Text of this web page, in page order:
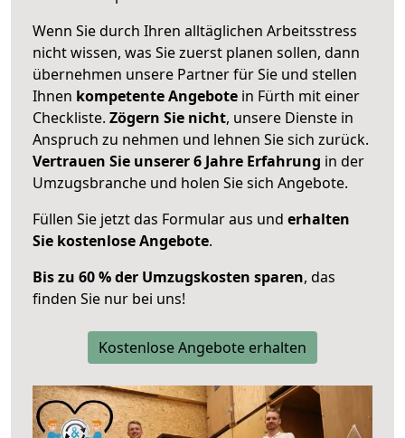
Wenn Sie durch Ihren alltäglichen Arbeitsstress
nicht wissen, was Sie zuerst planen sollen, dann
übernehmen unsere Partner für Sie und stellen
Ihnen kompetente Angebote in Fürth mit einer
Checkliste. Zögern Sie nicht, unsere Dienste in
Anspruch zu nehmen und lehnen Sie sich zurück.
Vertrauen Sie unserer 6 Jahre Erfahrung in der
Umzugsbranche und holen Sie sich Angebote.
Füllen Sie jetzt das Formular aus und erhalten
Sie kostenlose Angebote.
Bis zu 60 % der Umzugskosten sparen, das
finden Sie nur bei uns!
Kostenlose Angebote erhalten